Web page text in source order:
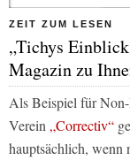
ZEIT ZUM LESEN
„Tichys
Magazin zu
Als Beispiel für
Verein „Correctiv“
hauptsächlich, wenn